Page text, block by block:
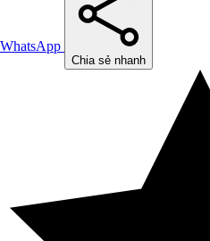
WhatsApp
Chia sẻ nhanh